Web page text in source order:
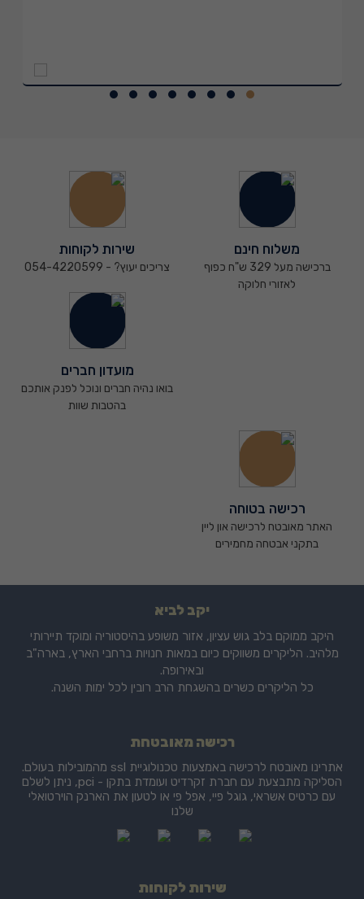
משלוח חינם
ברכישה מעל 329 ש"ח כפוף
לאזורי חלוקה
שירות לקוחות
צריכים יעוץ? - 054-4220599
מועדון חברים
בואו נהיה חברים ונוכל לפנק אותכם
בהטבות שוות
רכישה בטוחה
האתר מאובטח לרכישה און ליין
בתקני אבטחה מחמירים
יקב לביא
היקב ממוקם בלב גוש עציון, אזור משופע בהיסטוריה ומוקד תיירותי
מלהיב. הליקרים משווקים כיום במאות חנויות ברחבי הארץ, בארה"ב
ובאירופה.
כל הליקרים כשרים בהשגחת הרב רובין לכל ימות השנה.
רכישה מאובטחת
אתרינו מאובטח לרכישה באמצעות טכנולוגיית ssl מהמובילות בעולם.
הסליקה מתבצעת עם חברת זקרדיט ועומדת בתקן - pci, ניתן לשלם
עם כרטיס אשראי, גוגל פיי, אפל פי או לטעון את הארנק הוירטואלי
שלנו
שירות לקוחות